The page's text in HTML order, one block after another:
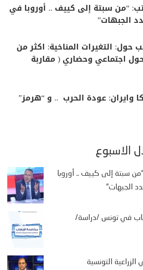
“من سبتة إلى كييف .. أوروبا في
الجبهات”
حول: التغيرات المناخية: اكثر من
اجتماعي وحضاري ( مقاربة
وايران: عودة الحرب .. و “هرمز”
الأسبوع
سبتة إلى كييف .. أوروبا
الجبهات”
في تونس /دراسة/
الزراعية التونسية